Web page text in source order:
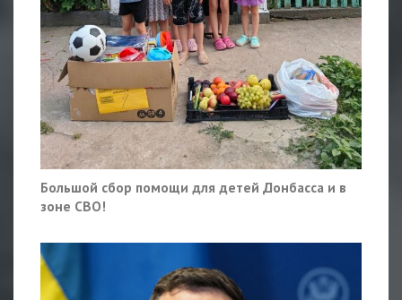
Большой сбор помощи для детей Донбасса и в
зоне СВО!